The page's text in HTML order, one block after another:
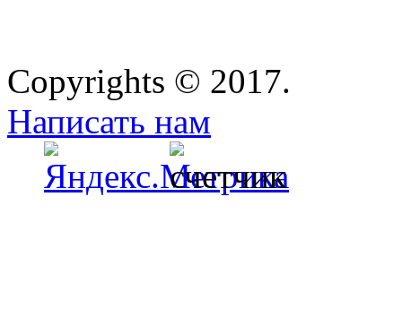
Copyrights © 2017.
Написать нам